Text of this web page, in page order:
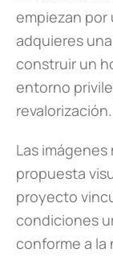
empiezan por
adquieres
construir un
entorno
revalorización.
Las
propuesta
proyecto
condiciones
conforme a la